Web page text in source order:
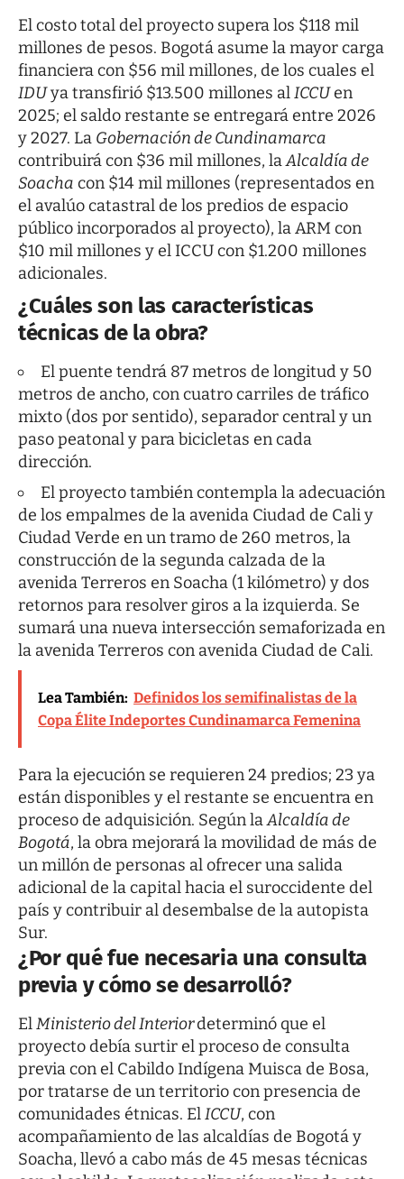
El costo total del proyecto supera los $118 mil
millones de pesos. Bogotá asume la mayor carga
financiera con $56 mil millones, de los cuales el
IDUya transfirió $13.500 millones alICCUen
2025; el saldo restante se entregará entre 2026
y 2027. La Gobernación de Cundinamarca
contribuirá con $36 mil millones, laAlcaldía de
Soacha con $14 mil millones (representados en
el avalúo catastral de los predios de espacio
público incorporados al proyecto), la ARM con
$10 mil millones y el ICCU con $1.200 millones
adicionales.
¿Cuáles son las características
técnicas de la obra?
El puente tendrá 87 metros de longitud y 50
metros de ancho, con cuatro carriles de tráfico
mixto (dos por sentido), separador central y un
paso peatonal y para bicicletas en cada
dirección.
El proyecto también contempla la adecuación
de los empalmes de la avenida Ciudad de Cali y
Ciudad Verde en un tramo de 260 metros, la
construcción de la segunda calzada de la
avenida Terreros en Soacha (1 kilómetro) y dos
retornos para resolver giros a la izquierda. Se
sumará una nueva intersección semaforizada en
la avenida Terreros con avenida Ciudad de Cali.
Lea También: Definidos los semifinalistas de la
Copa Élite Indeportes Cundinamarca Femenina
Para la ejecución se requieren 24 predios; 23 ya
están disponibles y el restante se encuentra en
proceso de adquisición. Según laAlcaldía de
Bogotá, la obra mejorará la movilidad de más de
un millón de personas al ofrecer una salida
adicional de la capital hacia el suroccidente del
país y contribuir al desembalse de la autopista
Sur.
¿Por qué fue necesaria una consulta
previa y cómo se desarrolló?
ElMinisterio del Interiordeterminó que el
proyecto debía surtir el proceso de consulta
previa con el Cabildo Indígena Muisca de Bosa,
por tratarse de un territorio con presencia de
comunidades étnicas. ElICCU, con
acompañamiento de las alcaldías de Bogotá y
Soacha, llevó a cabo más de 45 mesas técnicas